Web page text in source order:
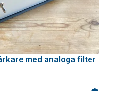
med analoga filter